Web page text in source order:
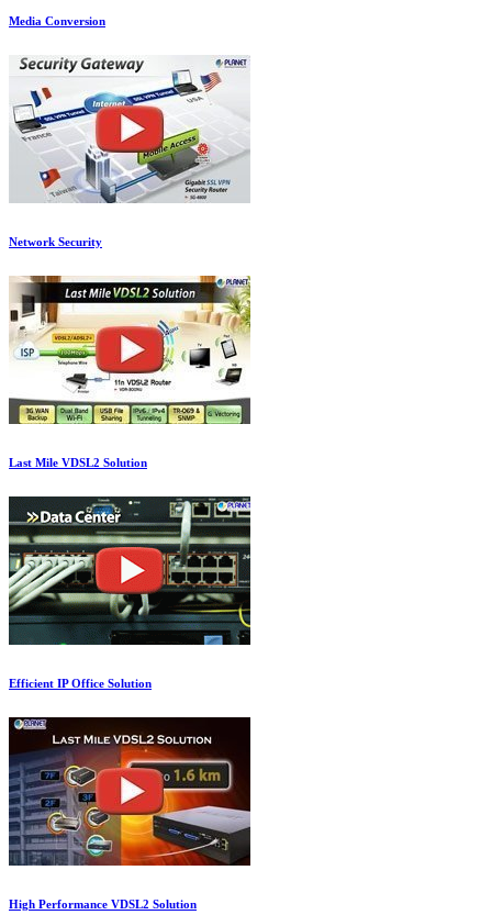
Media Conversion
Network Security
Last Mile VDSL2 Solution
Efficient IP Office Solution
High Performance VDSL2 Solution